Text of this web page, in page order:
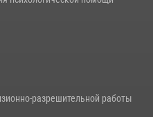
разрешительной работы